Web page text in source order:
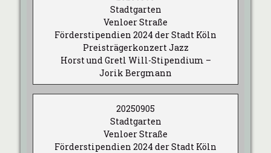
Stadtgarten
Venloer Straße
Förderstipendien 2024 der Stadt Köln
Preisträgerkonzert Jazz
Horst und Gretl Will-Stipendium –
Jorik Bergmann
20250905
Stadtgarten
Venloer Straße
Förderstipendien 2024 der Stadt Köln